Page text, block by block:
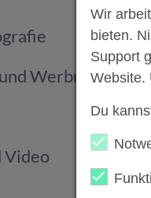
Werbung
Video
Wir
bieten.
Support
Website.
Du